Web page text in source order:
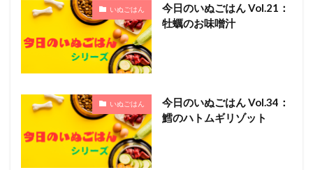
いぬごはん
今日のいぬごはん Vol.21：
牡蠣のお味噌汁
いぬごはん
今日のいぬごはん Vol.34：
鱈のハトムギリゾット